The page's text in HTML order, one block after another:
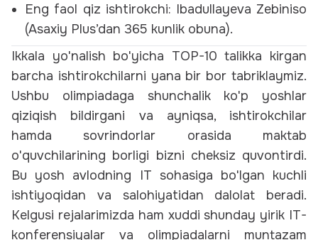
Eng faol qiz ishtirokchi: Ibadullayeva Zebiniso
(Asaxiy Plus’dan 365 kunlik obuna).
Ikkala yo'nalish bo'yicha TOP-10 talikka kirgan
barcha ishtirokchilarni yana bir bor tabriklaymiz.
Ushbu olimpiadaga shunchalik ko'p yoshlar
qiziqish bildirgani va ayniqsa, ishtirokchilar
hamda sovrindorlar orasida maktab
o'quvchilarining borligi bizni cheksiz quvontirdi.
Bu yosh avlodning IT sohasiga bo'lgan kuchli
ishtiyoqidan va salohiyatidan dalolat beradi.
Kelgusi rejalarimizda ham xuddi shunday yirik IT-
konferensiyalar va olimpiadalarni muntazam